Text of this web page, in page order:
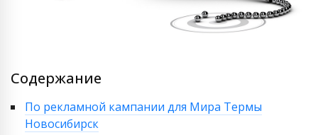
Содержание
По рекламной кампании для Мира Термы
Новосибирск